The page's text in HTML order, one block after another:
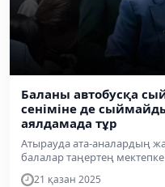
Баланы автобусқа
сеніміне де
аялдамада тұр
Атырауда ата-аналардың
балалар таңертең
21 қазан 2025